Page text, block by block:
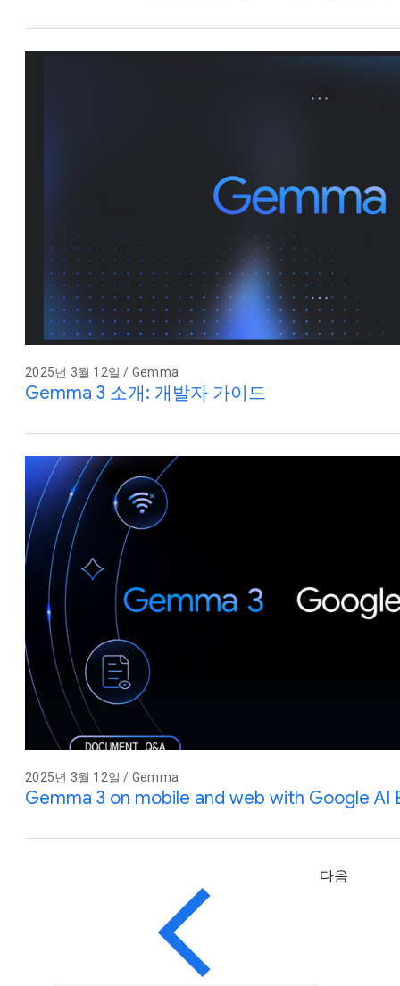
2025년 3월 12일 / Gemma
Gemma 3 소개: 개발자 가이드
2025년 3월 12일 / Gemma
Gemma 3 on mobile and web with Google AI
다음